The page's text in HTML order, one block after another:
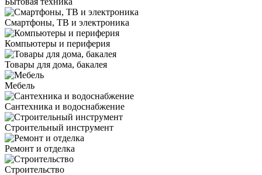
Смартфоны, ТВ и электроника
Компьютеры и периферия
Товары для дома, бакалея
Мебель
Сантехника и водоснабжение
Строительный инструмент
Ремонт и отделка
Строительство